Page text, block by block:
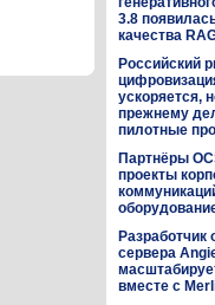
3.8
качества
Российский
ускоряется,
прежнему
пилотные
Партнёры
проекты
Разработчик
сервера
вместе с